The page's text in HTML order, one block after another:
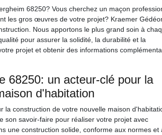
68250? Vous cherchez un maçon
les gros œuvres de votre projet? Kraemer
Nous apportons le plus grand soin à
pour assurer la solidité, la durabilité et la
projet et obtenir des informations
68250: un acteur-clé pour la
d'habitation
construction de votre nouvelle maison
savoir-faire pour réaliser votre projet avec
une construction solide, conforme aux normes et